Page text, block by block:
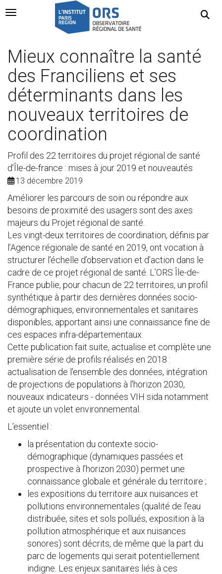
Navigation Toggle
Mieux connaître la santé
des Franciliens et ses
déterminants dans les
nouveaux territoires de
coordination
Profil des 22 territoires du projet régional de santé
d’Île-de-france : mises à jour 2019 et nouveautés
13 décembre 2019
Améliorer les parcours de soin ou répondre aux
besoins de proximité des usagers sont des axes
majeurs du Projet régional de santé.
Les vingt-deux territoires de coordination, définis par
l’Agence régionale de santé en 2019, ont vocation à
structurer l’échelle d’observation et d’action dans le
cadre de ce projet régional de santé. L’ORS Île-de-
France publie, pour chacun de 22 territoires, un profil
synthétique à partir des dernières données socio-
démographiques, environnementales et sanitaires
disponibles, apportant ainsi une connaissance fine de
ces espaces infra-départementaux.
Cette publication fait suite, actualise et complète une
première série de profils réalisés en 2018 :
actualisation de l'ensemble des données, intégration
de projections de populations à l'horizon 2030,
nouveaux indicateurs - données VIH sida notamment
et ajoute un volet environnemental.
L’essentiel :
la présentation du contexte socio-
démographique (dynamiques passées et
prospective à l’horizon 2030) permet une
connaissance globale et générale du territoire ;
les expositions du territoire aux nuisances et
pollutions environnementales (qualité de l'eau
distribuée, sites et sols pollués, exposition à la
pollution atmosphérique et aux nuisances
sonores) sont décrits, de même que la part du
parc de logements qui serait potentiellement
indigne. Les enjeux sanitaires liés à ces